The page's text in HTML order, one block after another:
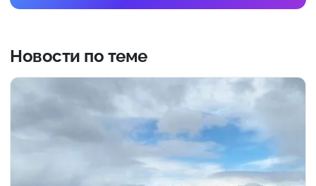
Новости по теме